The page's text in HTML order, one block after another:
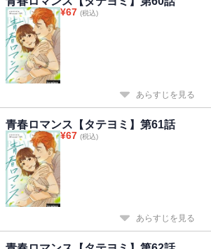
¥67 (税込)
あらすじを見る
青春ロマンス【タテヨミ】第61話
¥67 (税込)
あらすじを見る